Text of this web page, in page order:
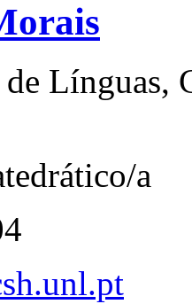
Línguas,
a